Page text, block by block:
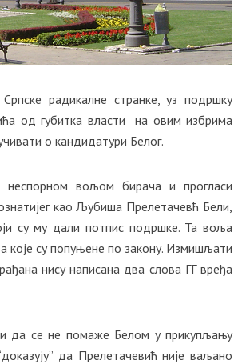
радикалне странке, уз подршку
од губитка власти на овим избрима
о кандидатури Белог.
вољом бирача и прогласи
као Љубиша Прелетачевћ Бели,
су му дали потпис подршке. Та воља
које су попуњене по закону. Измишљати
нису написана два слова ГГ вређа
да се не помаже Белом у прикупљању
да Прелетачевић није ваљано